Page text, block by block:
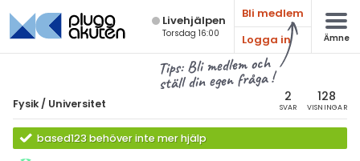
Live­hjälpen
Torsdag 16:00
Bli medlem
Logga in
Ämne
Tips: Bli medlem och
ställ din egen fråga !
Fysik / Universitet 2
SVAR
128
VISNINGAR
based123 behöver inte mer hjälp
Alla ämnen
Fysik
Alla trådar
Grundskola